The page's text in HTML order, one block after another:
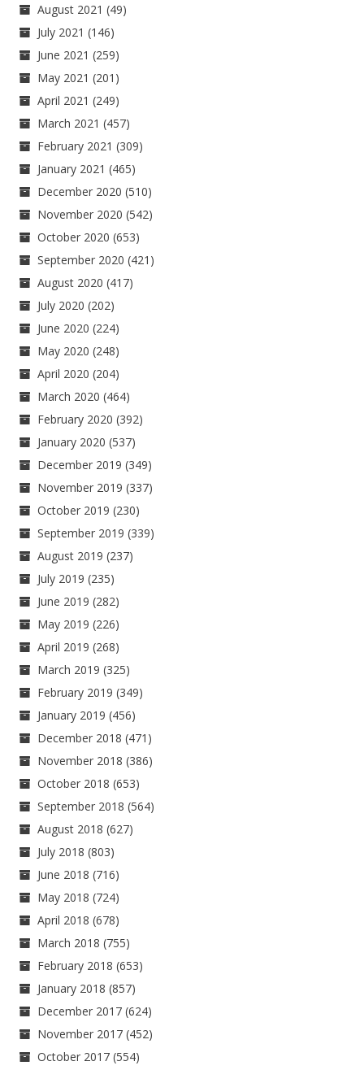
August 2021 (49)
July 2021 (146)
June 2021 (259)
May 2021 (201)
April 2021 (249)
March 2021 (457)
February 2021 (309)
January 2021 (465)
December 2020 (510)
November 2020 (542)
October 2020 (653)
September 2020 (421)
August 2020 (417)
July 2020 (202)
June 2020 (224)
May 2020 (248)
April 2020 (204)
March 2020 (464)
February 2020 (392)
January 2020 (537)
December 2019 (349)
November 2019 (337)
October 2019 (230)
September 2019 (339)
August 2019 (237)
July 2019 (235)
June 2019 (282)
May 2019 (226)
April 2019 (268)
March 2019 (325)
February 2019 (349)
January 2019 (456)
December 2018 (471)
November 2018 (386)
October 2018 (653)
September 2018 (564)
August 2018 (627)
July 2018 (803)
June 2018 (716)
May 2018 (724)
April 2018 (678)
March 2018 (755)
February 2018 (653)
January 2018 (857)
December 2017 (624)
November 2017 (452)
October 2017 (554)